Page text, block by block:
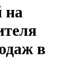
на
в